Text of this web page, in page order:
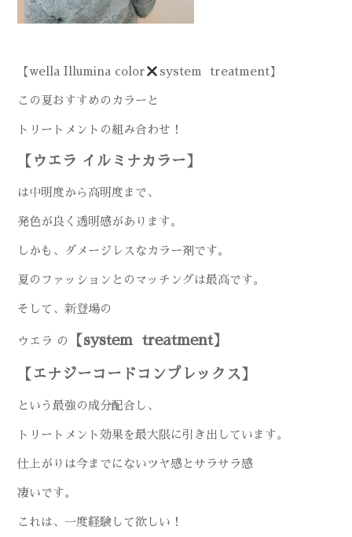
【wella Illumina color system treatment】
この夏おすすめのカラーと
トリートメントの組み合わせ！
【ウエラ イルミナカラー】
は中明度から高明度まで、
発色が良く透明感があります。
しかも、ダメージレスなカラー剤です。
夏のファッションとのマッチングは最高です。
そして、新登場の
ウエラ の 【system treatment】
【エナジーコードコンプレックス】
という最強の成分配合し、
トリートメント効果を最大限に引き出しています。
仕上がりは今までにないツヤ感とサラサラ感
凄いです。
これは、一度経験して欲しい！